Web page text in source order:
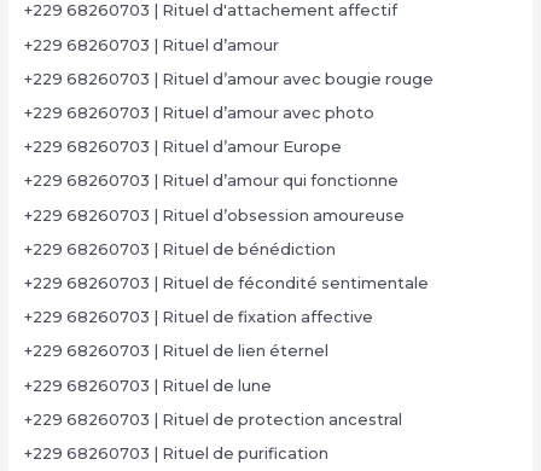
+229 68260703 | Rituel d'attachement affectif
+229 68260703 | Rituel d’amour
+229 68260703 | Rituel d’amour avec bougie rouge
+229 68260703 | Rituel d’amour avec photo
+229 68260703 | Rituel d’amour Europe
+229 68260703 | Rituel d’amour qui fonctionne
+229 68260703 | Rituel d’obsession amoureuse
+229 68260703 | Rituel de bénédiction
+229 68260703 | Rituel de fécondité sentimentale
+229 68260703 | Rituel de fixation affective
+229 68260703 | Rituel de lien éternel
+229 68260703 | Rituel de lune
+229 68260703 | Rituel de protection ancestral
+229 68260703 | Rituel de purification